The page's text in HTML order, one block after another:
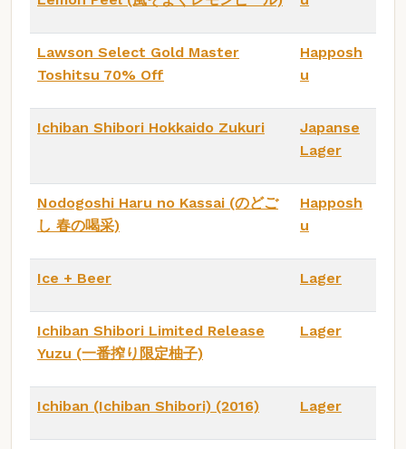
Lawson Select Gold Master
Toshitsu 70% Off
Happosh
u
Ichiban Shibori Hokkaido Zukuri
Japanse
Lager
Nodogoshi Haru no Kassai (のどご
し 春の喝采)
Happosh
u
Ice + Beer Lager
Ichiban Shibori Limited Release
Yuzu (一番搾り限定柚子)
Lager
Ichiban (Ichiban Shibori) (2016) Lager